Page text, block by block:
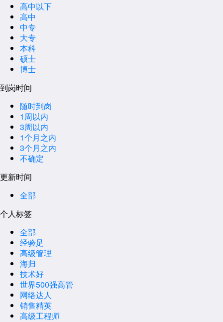
高中以下
高中
中专
大专
本科
硕士
博士
到岗时间
随时到岗
1周以内
3周以内
1个月之内
3个月之内
不确定
更新时间
全部
个人标签
全部
经验足
高级管理
海归
技术好
世界500强高管
网络达人
销售精英
高级工程师